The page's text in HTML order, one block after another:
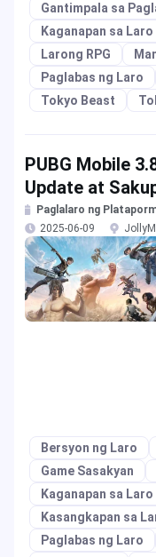
Gantimpala sa
Kaganapan sa Laro
Larong RPG
Paglabas ng Laro
Tokyo Beast
PUBG Mobile
Update at
Paglalaro ng
2025-06-09
Bersyon ng Laro
Game Sasakyan
Kaganapan sa Laro
Kasangkapan sa
Paglabas ng Laro